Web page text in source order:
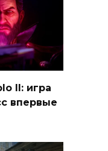
II: игра
впервые